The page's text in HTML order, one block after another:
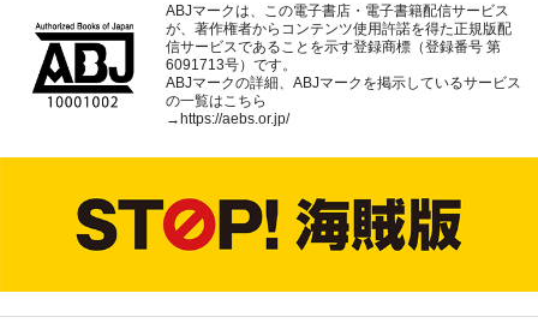
ABJマークは、この電子書店・電子書籍配信サービス
が、著作権者からコンテンツ使用許諾を得た正規版配
信サービスであることを示す登録商標（登録番号 第
6091713号）です。
ABJマークの詳細、ABJマークを掲示しているサービス
の一覧はこちら
→https://aebs.or.jp/